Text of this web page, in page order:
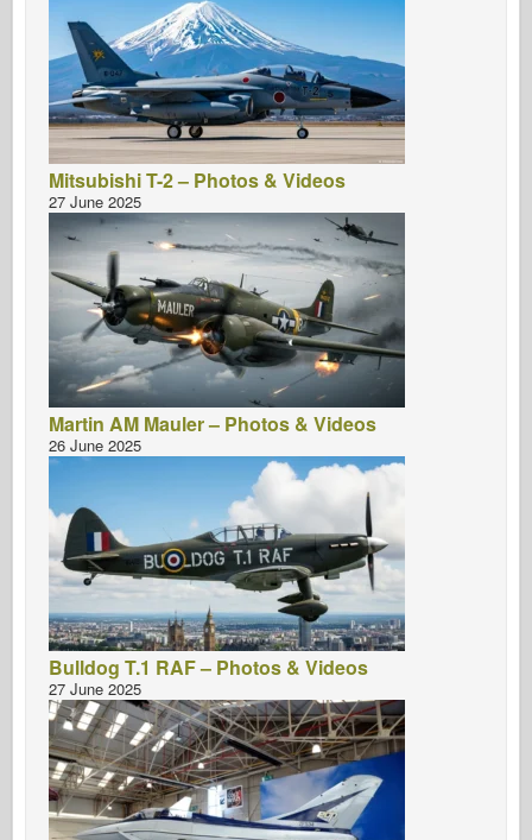
Mitsubishi T-2 – Photos & Videos
27 June 2025
Martin AM Mauler – Photos & Videos
26 June 2025
Bulldog T.1 RAF – Photos & Videos
27 June 2025